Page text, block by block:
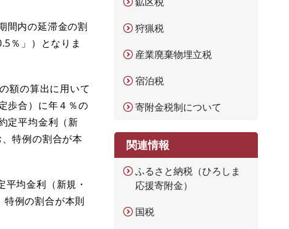
間内の延滞金の割
％」）となりま
額の算出に用いて
歩合）に年４％の
定平均金利（新
特例の割合が本
均金利（新規・
例の割合が本則
狩猟税
産業廃棄物埋立税
宿泊税
寄附金税制について
関連情報
ふるさと納税（ひろしま
応援寄附金）
国税